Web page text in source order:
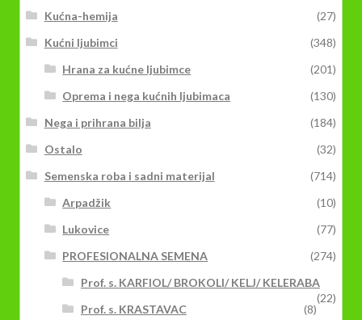
Kućna-hemija
(27)
Kućni ljubimci
(348)
Hrana za kućne ljubimce
(201)
Oprema i nega kućnih ljubimaca
(130)
Nega i prihrana bilja
(184)
Ostalo
(32)
Semenska roba i sadni materijal
(714)
Arpadžik
(10)
Lukovice
(77)
PROFESIONALNA SEMENA
(274)
Prof. s. KARFIOL/ BROKOLI/ KELJ/ KELERABA
(22)
Prof. s. KRASTAVAC
(8)